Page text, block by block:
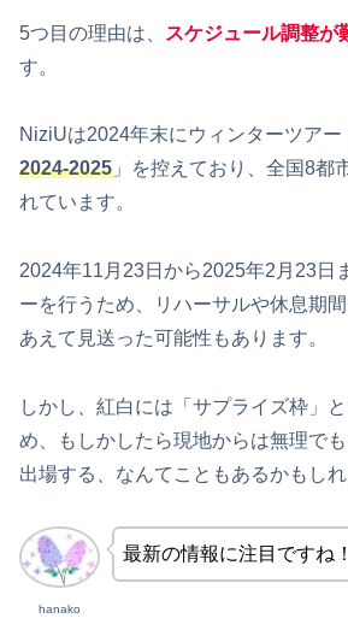
5つ目の理由は、 スケジュール調整が
す。
NiziUは2024年末にウィンターツアー
2024-2025 」を控えており、全国8都
れています。
2024年11月23日から2025年2月23日
ーを行うため、リハーサルや休息期
あえて見送った可能性もあります。
しかし、紅白には「サプライズ枠」
め、もしかしたら現地からは無理で
出場する、なんてこともあるかもしれ
hanako
最新の情報に注目ですね！